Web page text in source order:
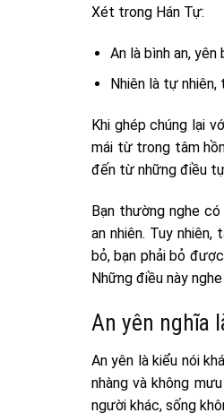
Xét trong Hán Tự:
An là bình an, yên
Nhiên là tự
Khi ghép chúng lại
mái từ trong tâm
đến từ những điều
Bạn thường nghe
an nhiên. Tuy
bỏ, bạn phải bỏ
Những điều này
An yên nghĩa
An yên là kiểu nói
nhàng và không
người khác, sống